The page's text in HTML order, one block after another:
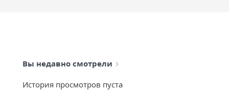
Вы недавно смотрели
История просмотров пуста